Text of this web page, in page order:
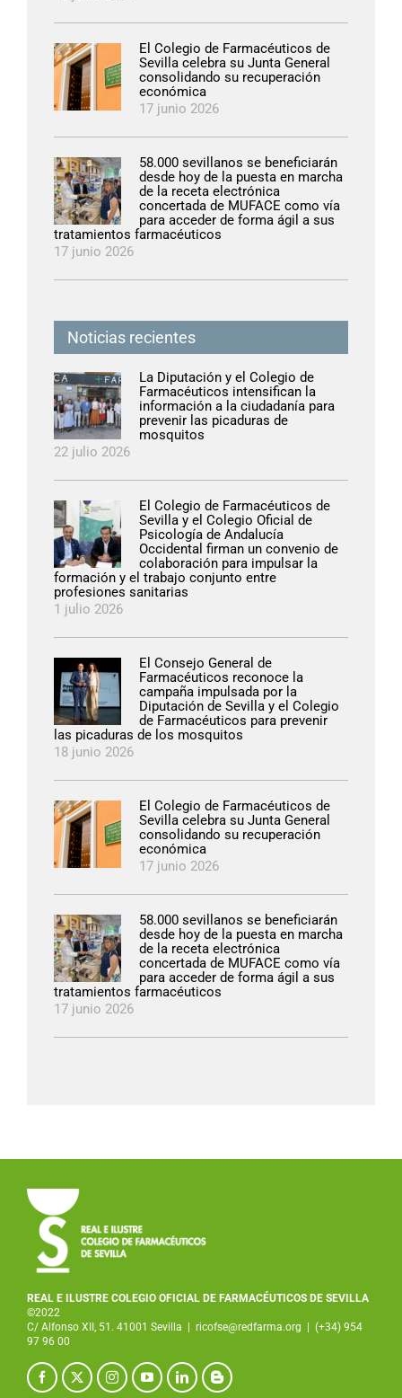
El Colegio de Farmacéuticos de
Sevilla celebra su Junta General
consolidando su recuperación
económica
17 junio 2026
58.000 sevillanos se beneficiarán
desde hoy de la puesta en marcha
de la receta electrónica
concertada de MUFACE como vía
para acceder de forma ágil a sus
tratamientos farmacéuticos
17 junio 2026
Noticias recientes
La Diputación y el Colegio de
Farmacéuticos intensifican la
información a la ciudadanía para
prevenir las picaduras de
mosquitos
22 julio 2026
El Colegio de Farmacéuticos de
Sevilla y el Colegio Oficial de
Psicología de Andalucía
Occidental firman un convenio de
colaboración para impulsar la
formación y el trabajo conjunto entre
profesiones sanitarias
1 julio 2026
El Consejo General de
Farmacéuticos reconoce la
campaña impulsada por la
Diputación de Sevilla y el Colegio
de Farmacéuticos para prevenir
las picaduras de los mosquitos
18 junio 2026
El Colegio de Farmacéuticos de
Sevilla celebra su Junta General
consolidando su recuperación
económica
17 junio 2026
58.000 sevillanos se beneficiarán
desde hoy de la puesta en marcha
de la receta electrónica
concertada de MUFACE como vía
para acceder de forma ágil a sus
tratamientos farmacéuticos
17 junio 2026
REAL E ILUSTRE COLEGIO OFICIAL DE FARMACÉUTICOS DE SEVILLA
©2022
C/ Alfonso XII, 51. 41001 Sevilla | ricofse@redfarma.org | (+34) 954
97 96 00